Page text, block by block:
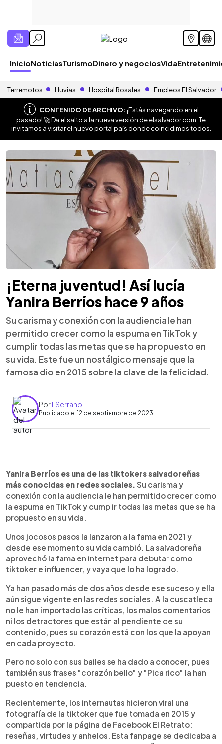
InicioNoticiasTurismoDinero y negociosVida
Terremotos Lluvias Hospital Rosales Empleos El Salvador
CONTENIDO DE ARCHIVO:¡Estás navegando en el
pasado! 🚀 Da el salto a la nueva versión deelsalvador.com . Te
invitamos a visitar el nuevo portal país donde coincidimos todos.
¡Eterna juventud! Así lucía
Yanira Berríos hace 9 años
Su carisma y conexión con la audiencia le han
permitido crecer como la espuma en TikTok y
cumplir todas las metas que se ha propuesto en
su vida. Este fue un nostálgico mensaje que la
famosa dio en 2015 sobre la clave de la felicidad.
PorI. Serrano
Publicado el 12 de septiembre de 2023
► Escuchar artículo
Yanira Berríos es una de las tiktokers salvadoreñas
más conocidas en redes sociales. Su carisma y
conexión con la audiencia le han permitido crecer como
la espuma en TikTok y cumplir todas las metas que se ha
propuesto en su vida.
Unos jocosos pasos la lanzaron a la fama en 2021 y
desde ese momento su vida cambió. La salvadoreña
aprovechó la fama en internet para debutar como
tiktoker e influencer, y vaya que lo ha logrado.
Ya han pasado más de dos años desde ese suceso y ella
aún sigue vigente en las redes sociales. A la cuscatleca
no le han importado las críticas, los malos comentarios
ni los detractores que están al pendiente de su
contenido, pues su corazón está con los que la apoyan
en cada proyecto.
Pero no solo con sus bailes se ha dado a conocer, pues
también sus frases "corazón bello" y "Pica rico" la han
puesto en tendencia.
Recientemente, los internautas hicieron viral una
fotografía de la tiktoker que fue tomada en 2015 y
compartida por la página de Facebook El Retrato:
reseñas, virtudes y anhelos. Esta fanpage se dedicaba a